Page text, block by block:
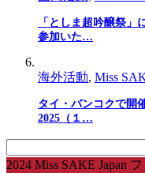
「としま超吟醸祭」
参加いた…
海外活動, Miss
タイ・バンコクで開
2025（１…
索:
2024 Miss SAKE Japan